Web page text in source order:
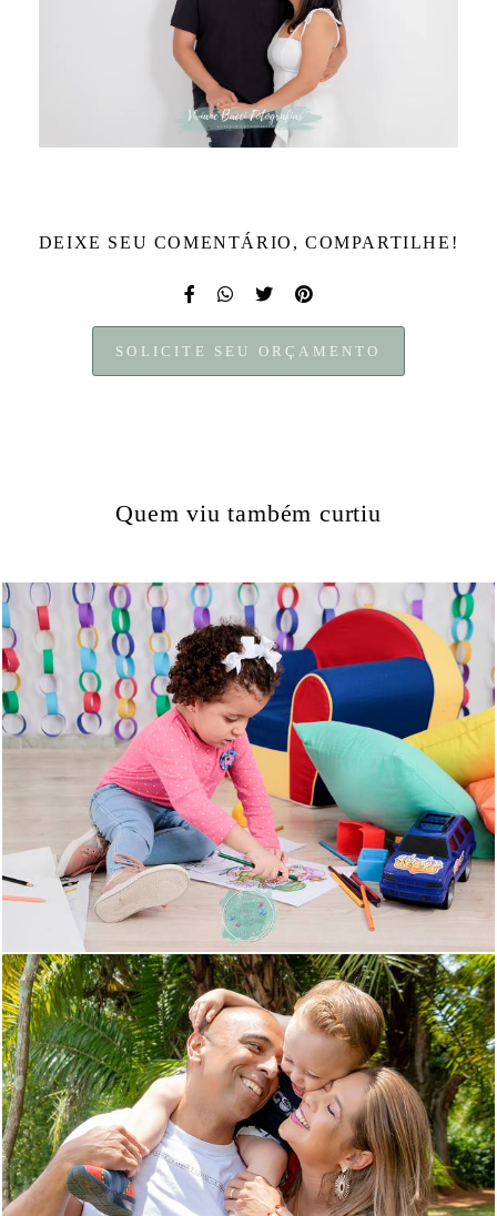
DEIXE SEU COMENTÁRIO, COMPARTILHE!
SOLICITE SEU ORÇAMENTO
Quem viu também curtiu
1061 6
704 8